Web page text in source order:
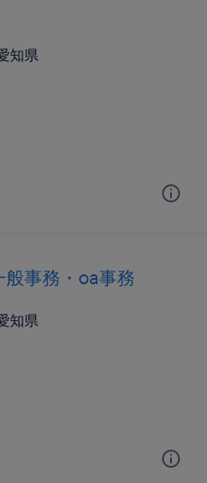
知県
事務・oa事務
知県